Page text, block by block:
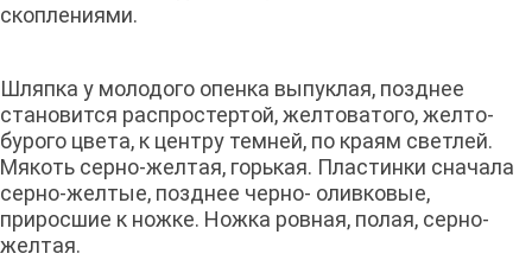
скоплениями.
Шляпка у молодого опенка выпуклая, позднее
становится распростертой, желтоватого, желто-
бурого цвета, к центру темней, по краям светлей.
Мякоть серно-желтая, горькая. Пластинки сначала
серно-желтые, позднее черно- оливковые,
приросшие к ножке. Ножка ровная, полая, серно-
желтая.